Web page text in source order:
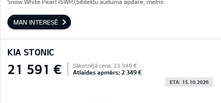
Snow White Pearl (SWP),Sēdekļu auduma apdare, melns
MAN INTERESĒ
KIA STONIC
21 591 € Sākotnējā cena: 23 940 €
Atlaides apmērs: 2 349 €
ETA: 15.10.2026